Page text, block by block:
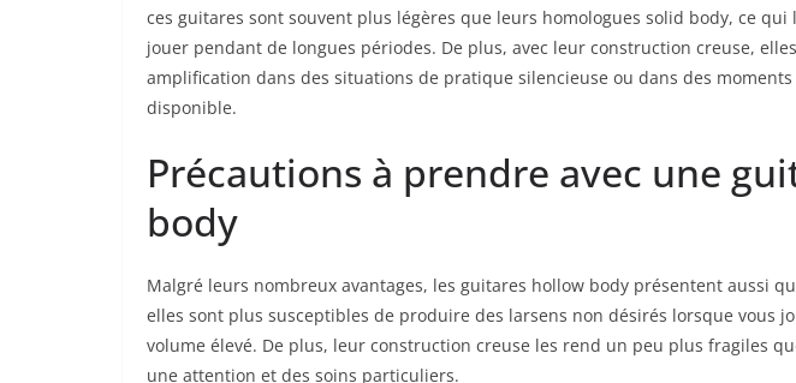
ces guitares sont souvent plus ‍légères que leurs homologues⁢ solid body, ce
jouer pendant de longues périodes. De ‍plus, avec leur construction creuse,
amplification dans ‍des situations de pratique silencieuse ou dans⁣ des
disponible.
Précautions à prendre avec​ une
body
Malgré leurs nombreux avantages, les guitares hollow body présentent aussi
elles sont plus susceptibles de produire des larsens non désirés lorsque ‍vous
volume élevé. De plus, leur construction ‍creuse les ⁣rend ‌un peu plus fragiles
une attention et des soins particuliers.